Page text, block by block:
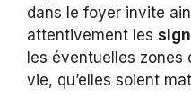
dans le foyer invite
attentivement les
les éventuelles zones
vie, qu’elles soient